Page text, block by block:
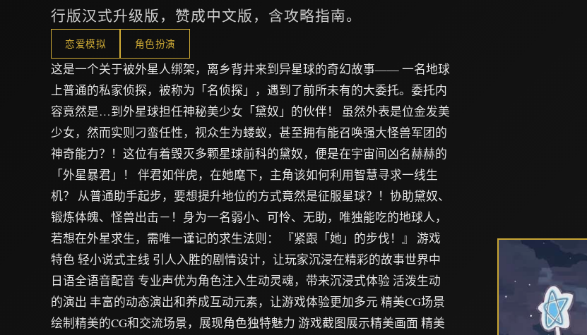
行版汉式升级版，赞成中文版，含攻略指南。
恋爱模拟 角色扮演
这是一个关于被外星人绑架，离乡背井来到异星球的奇幻故事—— 一名地球
上普通的私家侦探，被称为「名侦探」，遇到了前所未有的大委托。委托内
容竟然是…到外星球担任神秘美少女「黛奴」的伙伴！ 虽然外表是位金发美
少女，然而实则刁蛮任性，视众生为蝼蚁，甚至拥有能召唤强大怪兽军团的
神奇能力？！这位有着毁灭多颗星球前科的黛奴，便是在宇宙间凶名赫赫的
「外星暴君」！ 伴君如伴虎，在她麾下，主角该如何利用智慧寻求一线生
机？ 从普通助手起步，要想提升地位的方式竟然是征服星球？！协助黛奴、
锻炼体魄、怪兽出击－！身为一名弱小、可怜、无助，唯独能吃的地球人，
若想在外星求生，需唯一谨记的求生法则： 『紧跟「她」的步伐！』 游戏
特色 轻小说式主线 引人入胜的剧情设计，让玩家沉浸在精彩的故事世界中
日语全语音配音 专业声优为角色注入生动灵魂，带来沉浸式体验 活泼生动
的演出 丰富的动态演出和养成互动元素，让游戏体验更加多元 精美CG场景
绘制精美的CG和交流场景，展现角色独特魅力 游戏截图展示精美画面 精美